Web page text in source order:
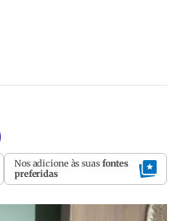
Nos adicione às suas fontes
preferidas